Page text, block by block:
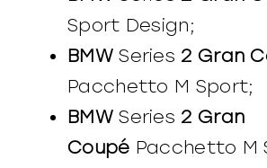
Sport Design;
BMWSeries 2 Gran
Pacchetto M Sport;
BMWSeries 2 Gran
Coupé Pacchetto M